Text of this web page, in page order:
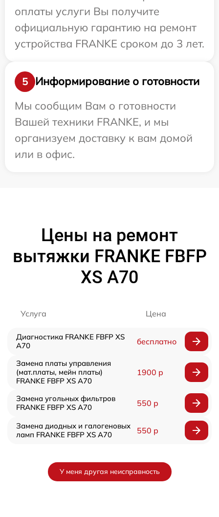
оплаты услуги Вы получите
официальную гарантию на ремонт
устройства FRANKE сроком до 3 лет.
5
Информирование о готовности
Мы сообщим Вам о готовности
Вашей техники FRANKE, и мы
организуем доставку к вам домой
или в офис.
Цены на ремонт
вытяжки FRANKE FBFP
XS A70
Услуга Цена
Диагностика FRANKE FBFP XS
A70
бесплатно
Замена платы управления
(мат.платы, мейн платы)
FRANKE FBFP XS A70
1900 р
Замена угольных фильтров
FRANKE FBFP XS A70
550 р
Замена диодных и галогеновых
ламп FRANKE FBFP XS A70
550 р
У меня другая неисправность